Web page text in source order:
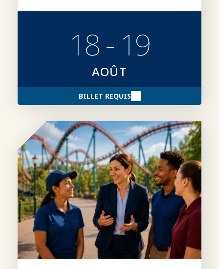
18 - 19
AOÛT
BILLET REQUIS